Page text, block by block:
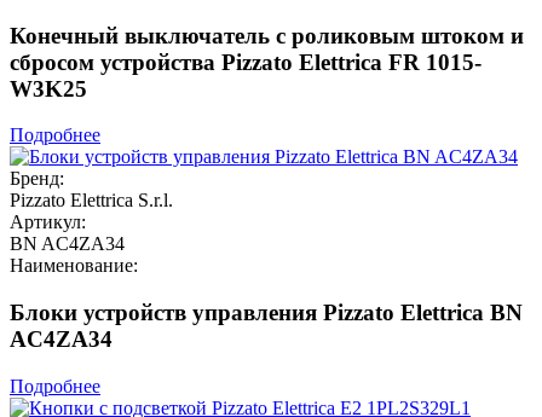
Конечный выключатель с роликовым штоком и
сбросом устройства Pizzato Elettrica FR 1015-
W3K25
Подробнее
Бренд:
Pizzato Elettrica S.r.l.
Артикул:
BN AC4ZA34
Наименование:
Блоки устройств управления Pizzato Elettrica BN
AC4ZA34
Подробнее